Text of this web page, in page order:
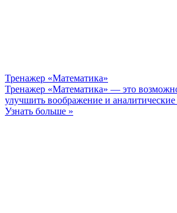
Тренажер «Математика»
Тренажер «Математика» — это
улучшить воображение и аналитические
Узнать больше »